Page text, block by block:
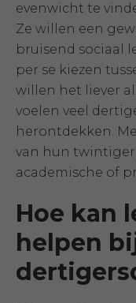
evenwicht te
Ze willen een
bruisend sociaal
per se kiezen
willen het liever
voelen veel
herontdekken.
van hun
academische of
Hoe kan
helpen